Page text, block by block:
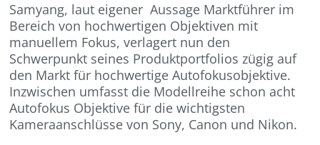
Samyang, laut eigener Aussage Marktführer im
Bereich von hochwertigen Objektiven mit
manuellem Fokus, verlagert nun den
Schwerpunkt seines Produktportfolios zügig auf
den Markt für hochwertige Autofokusobjektive.
Inzwischen umfasst die Modellreihe schon acht
Autofokus Objektive für die wichtigsten
Kameraanschlüsse von Sony, Canon und Nikon.